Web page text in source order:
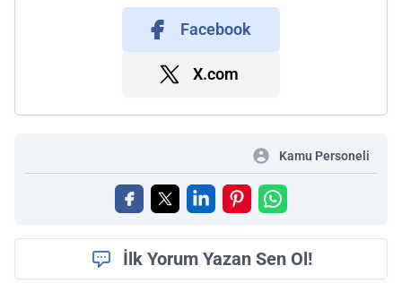
Facebook
X.com
Kamu Personeli
İlk Yorum Yazan Sen Ol!